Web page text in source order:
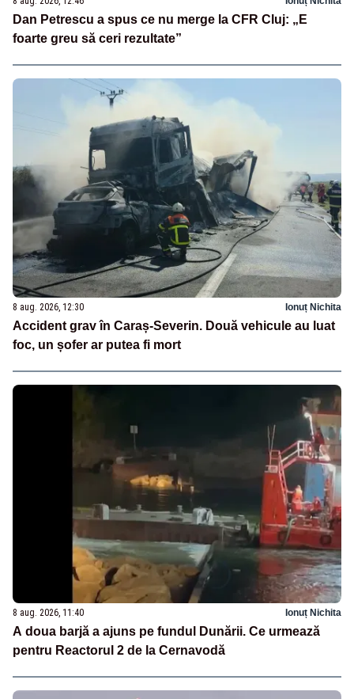
Dan Petrescu a spus ce nu merge la CFR Cluj: „E
foarte greu să ceri rezultate”
8 aug. 2026, 12:30 Ionuț Nichita
Accident grav în Caraș-Severin. Două vehicule au luat
foc, un șofer ar putea fi mort
8 aug. 2026, 11:40 Ionuț Nichita
A doua barjă a ajuns pe fundul Dunării. Ce urmează
pentru Reactorul 2 de la Cernavodă